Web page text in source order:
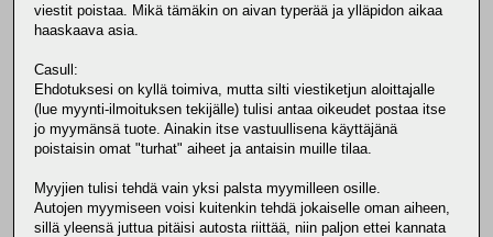
viestit poistaa. Mikä tämäkin on aivan typerää ja ylläpidon aikaa
haaskaava asia.
Casull:
Ehdotuksesi on kyllä toimiva, mutta silti viestiketjun aloittajalle
(lue myynti-ilmoituksen tekijälle) tulisi antaa oikeudet postaa itse
jo myymänsä tuote. Ainakin itse vastuullisena käyttäjänä
poistaisin omat "turhat" aiheet ja antaisin muille tilaa.
Myyjien tulisi tehdä vain yksi palsta myymilleen osille.
Autojen myymiseen voisi kuitenkin tehdä jokaiselle oman aiheen,
sillä yleensä juttua pitäisi autosta riittää, niin paljon ettei kannata